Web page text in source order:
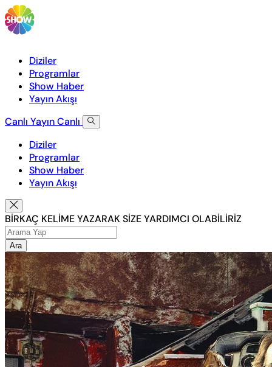
Diziler
Programlar
Show Haber
Yayın Akışı
Canlı YayınCanlı
Diziler
Programlar
Show Haber
Yayın Akışı
BİRKAÇ KELİME YAZARAK SİZE YARDIMCI OLABİLİRİZ
Ara